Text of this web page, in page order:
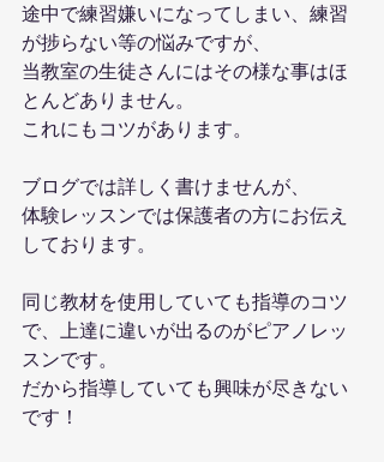
途中で練習嫌いになってしまい、練習
が捗らない等の悩みですが、
当教室の生徒さんにはその様な事はほ
とんどありません。
これにもコツがあります。
ブログでは詳しく書けませんが、
体験レッスンでは保護者の方にお伝え
しております。
同じ教材を使用していても指導のコツ
で、上達に違いが出るのがピアノレッ
スンです。
だから指導していても興味が尽きない
です！